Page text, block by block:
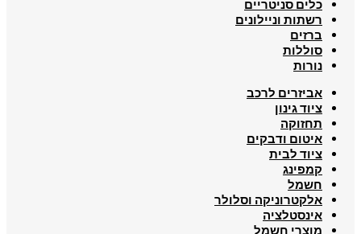
כלים סניטריים
רשתות וניילונים
ברזים
סוללות
נורות
אביזרים לרכב
ציוד גינון
תחזוקה
איטום ודבקים
ציוד לבית
קמפינג
חשמל
אלקטרוניקה וסלולר
אינסטלציה
מוצרי חשמל